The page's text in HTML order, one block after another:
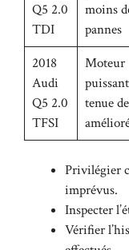
Q5 2.0
TDI
moins
pannes
2018
Audi
Q5 2.0
TFSI
Moteur
tenue
Privilégier
imprévus.
Inspecter
Vérifier